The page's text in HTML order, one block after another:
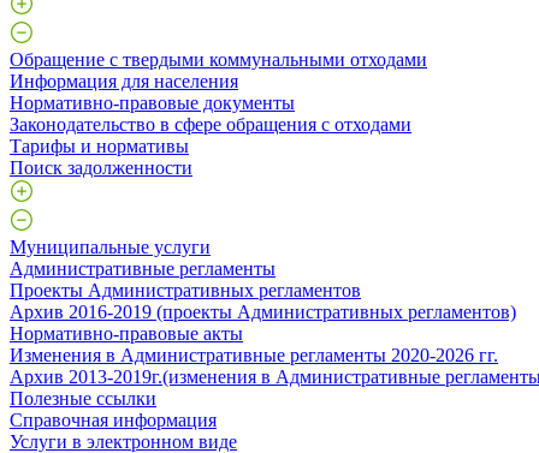
Обращение с твердыми коммунальными отходами
Информация для населения
Нормативно-правовые документы
Законодательство в сфере обращения с отходами
Тарифы и нормативы
Поиск задолженности
Муниципальные услуги
Административные регламенты
Проекты Административных регламентов
Архив 2016-2019 (проекты Административных регламентов)
Нормативно-правовые акты
Изменения в Административные регламенты 2020-2026 гг.
Архив 2013-2019г.(изменения в Административные
Полезные ссылки
Справочная информация
Услуги в электронном виде